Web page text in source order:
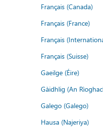
Français (Canada)
Français (France)
Français
Français (Suisse)
Gaeilge (Éire)
Gàidhlig (An
Galego (Galego)
Hausa (Najeriya)